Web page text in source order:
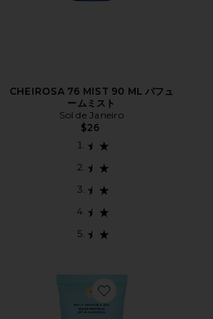
CHEIROSA 76 MIST 90 ML パフュ
ームミスト
Sol de Janeiro
$26
Favorite DAILY